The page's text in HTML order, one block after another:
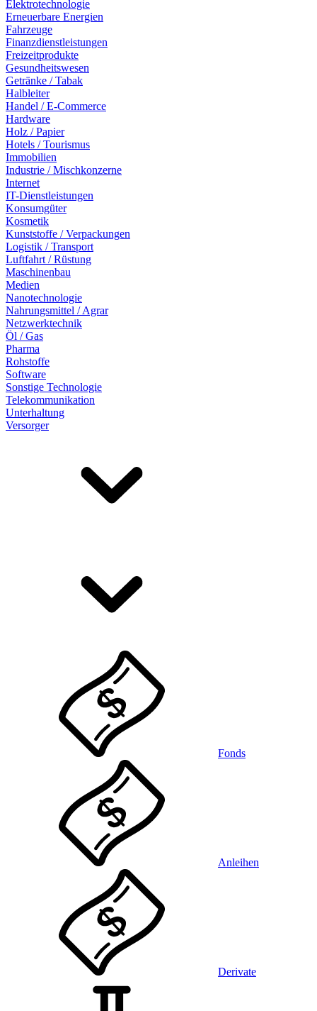
Elektrotechnologie
Erneuerbare Energien
Fahrzeuge
Finanzdienstleistungen
Freizeitprodukte
Gesundheitswesen
Getränke / Tabak
Halbleiter
Handel / E-Commerce
Hardware
Holz / Papier
Hotels / Tourismus
Immobilien
Industrie / Mischkonzerne
Internet
IT-Dienstleistungen
Konsumgüter
Kosmetik
Kunststoffe / Verpackungen
Logistik / Transport
Luftfahrt / Rüstung
Maschinenbau
Medien
Nanotechnologie
Nahrungsmittel / Agrar
Netzwerktechnik
Öl / Gas
Pharma
Rohstoffe
Software
Sonstige Technologie
Telekommunikation
Unterhaltung
Versorger
Fonds
Anleihen
Derivate